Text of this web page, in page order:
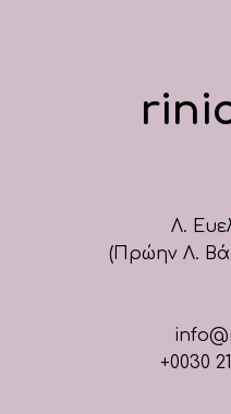
Λ.
(Πρώην Λ.
+0030